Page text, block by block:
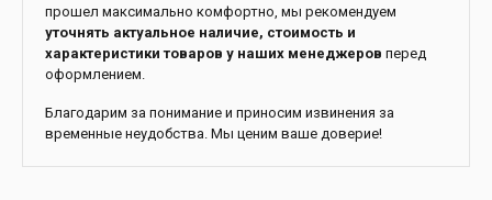
прошел максимально комфортно, мы рекомендуем
уточнять актуальное наличие, стоимость и
характеристики товаров у наших менеджеров перед
оформлением.
Благодарим за понимание и приносим извинения за
временные неудобства. Мы ценим ваше доверие!